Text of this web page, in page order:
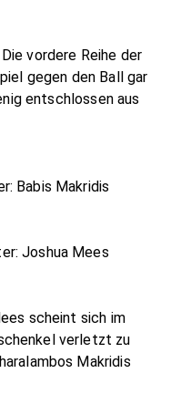
vordere Reihe der
gegen den Ball gar
entschlossen aus
Babis Makridis
Joshua Mees
scheint sich im
verletzt zu
Makridis